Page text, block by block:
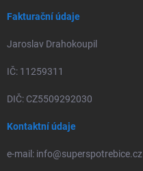
Fakturační údaje
Jaroslav Drahokoupil
IČ: 11259311
DIČ: CZ5509292030
Kontaktní údaje
e-mail: info@superspotrebice.cz